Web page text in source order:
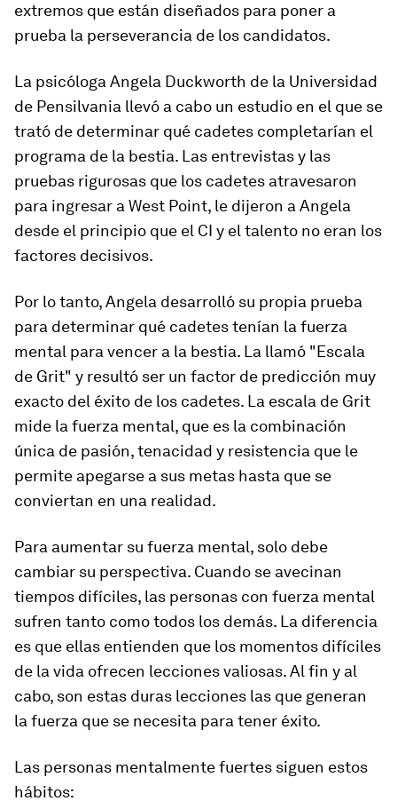
extremos que están diseñados para poner a
prueba la perseverancia de los candidatos.
La psicóloga Angela Duckworth de la Universidad
de Pensilvania llevó a cabo un estudio en el que se
trató de determinar qué cadetes completarían el
programa de la bestia. Las entrevistas y las
pruebas rigurosas que los cadetes atravesaron
para ingresar a West Point, le dijeron a Angela
desde el principio que el CI y el talento no eran los
factores decisivos.
Por lo tanto, Angela desarrolló su propia prueba
para determinar qué cadetes tenían la fuerza
mental para vencer a la bestia. La llamó "Escala
de Grit" y resultó ser un factor de predicción muy
exacto del éxito de los cadetes. La escala de Grit
mide la fuerza mental, que es la combinación
única de pasión, tenacidad y resistencia que le
permite apegarse a sus metas hasta que se
conviertan en una realidad.
Para aumentar su fuerza mental, solo debe
cambiar su perspectiva. Cuando se avecinan
tiempos difíciles, las personas con fuerza mental
sufren tanto como todos los demás. La diferencia
es que ellas entienden que los momentos difíciles
de la vida ofrecen lecciones valiosas. Al fin y al
cabo, son estas duras lecciones las que generan
la fuerza que se necesita para tener éxito.
Las personas mentalmente fuertes siguen estos
hábitos: